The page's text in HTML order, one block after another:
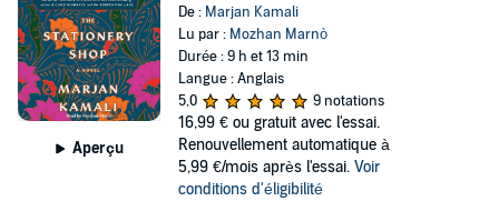
Aperçu
De : Marjan Kamali
Lu par : Mozhan Marnò
Durée : 9 h et 13 min
Langue : Anglais
5,0
9 notations
16,99 € ou gratuit avec l'essai.
Renouvellement automatique à
5,99 €/mois après l'essai. Voir
conditions d'éligibilité